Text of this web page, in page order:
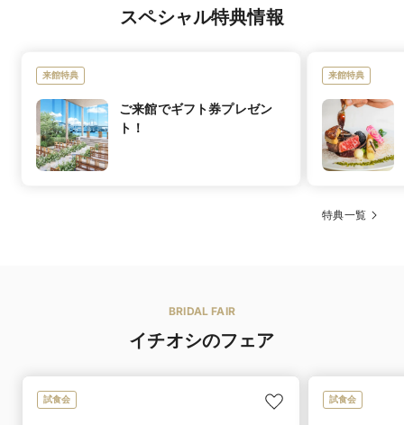
ブランド名
特徴
【卒花嫁様から支持されるドレス】憧れの「ISAMU
MORITA・JILL STUART・ハツコエンドウ・蜷川実花」
を始め、世界的に支持されるドレスや国内の有名デザイ
ナーによるドレスを取り扱う数少ない提携店。ドレス
ショップに一歩踏み込めば気品あふれる空間の中、厳選
ウエディングドレス 200着／カラードレス 400着／タキ
幅広いサイズを取り揃えておりますのでご安心ください
レンタル価格 224,074円〜／タキシード 81,481円〜
黒毛和牛フィレ肉の低温調理～フォアグラのポワレ添え
目の前で仕上げる様子にゲストも思わず笑顔になる自慢
の一品。
スペシャル特典情報
来館特典
ご来館でギフト券プレゼン
ト！
来館特典
特典一覧
BRIDAL FAIR
イチオシのフェア
試食会 試食会